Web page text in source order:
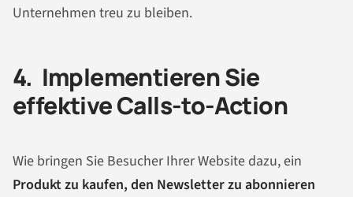
Unternehmen treu zu bleiben.
4. Implementieren Sie
effektive Calls-to-Action
Wie bringen Sie Besucher Ihrer Website dazu, ein
Produkt zu kaufen, den Newsletter zu abonnieren